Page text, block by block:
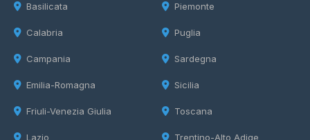
Basilicata
Calabria
Campania
Emilia-Romagna
Friuli-Venezia Giulia
Lazio
Piemonte
Puglia
Sardegna
Sicilia
Toscana
Trentino-Alto Adige